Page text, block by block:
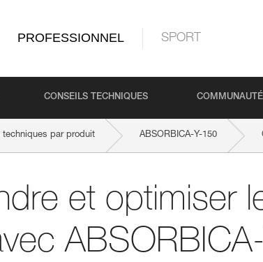
PROFESSIONNEL SPORT
CONSEILS TECHNIQUES COMMUNAUTÉ
techniques par produit ABSORBICA-Y-150
et optimiser